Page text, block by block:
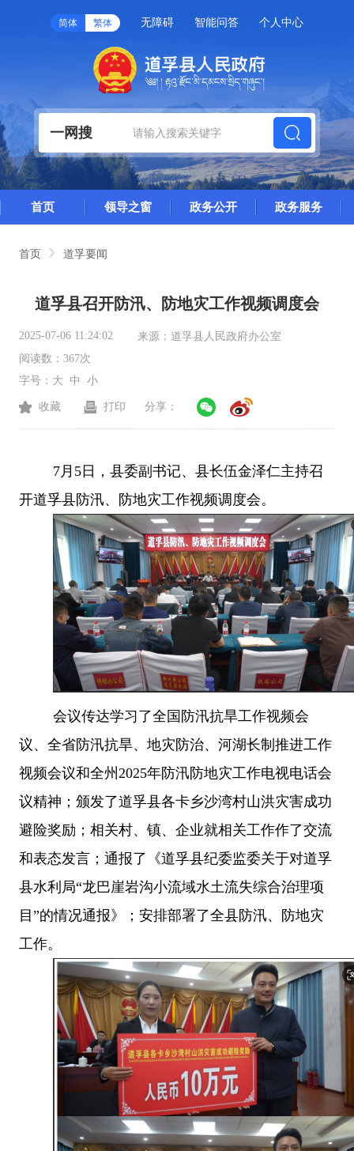
简体 繁体 无障碍 智能问答 个人中心
一网搜
首页 领导之窗 政务公开 政务服务
首页 道孚要闻
道孚县召开防汛、防地灾工作视频调度会
2025-07-06 11:24:02 来源： 道孚县人民政府办公室
阅读数： 367次
字号： 大 中 小
收藏 打印 分享：
7月5日，县委副书记、县长伍金泽仁主持召
开道孚县防汛、防地灾工作视频调度会。
会议传达学习了全国防汛抗旱工作视频会
议、全省防汛抗旱、地灾防治、河湖长制推进工作
视频会议和全州 2025年防汛防地灾工作电视电话会
议精神；颁发了道孚县各卡乡沙湾村山洪灾害成功
避险奖励；相关村、镇、企业就相关工作作了交流
和表态发言；通报了《道孚县纪委监委关于对道孚
县水利局“龙巴崖岩沟小流域水土流失综合治理项
目”的情况通报》；安排部署了全县防汛、防地灾
工作。